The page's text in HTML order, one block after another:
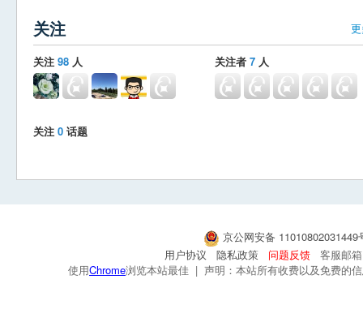
关注
关注 98 人 关注者 7 人
关注 0 话题
京公网安备
用户协议
隐私政策 问题反馈
客服邮
使用Chrome浏览本站最佳 | 声明：本站所有收费以及免费的